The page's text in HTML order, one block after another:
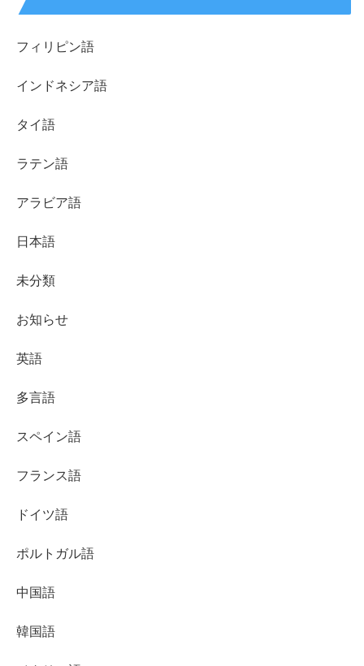
フィリピン語
インドネシア語
タイ語
ラテン語
アラビア語
日本語
未分類
お知らせ
英語
多言語
スペイン語
フランス語
ドイツ語
ポルトガル語
中国語
韓国語